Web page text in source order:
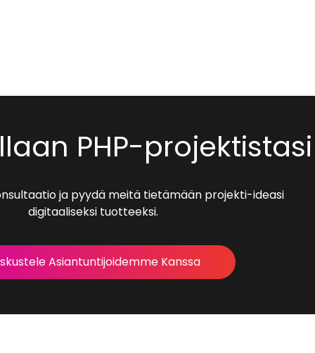
PHP-projektistasi
ja pyydä meitä tietämään projekti-ideasi
digitaaliseksi tuotteeksi.
Asiantuntijoidemme Kanssa